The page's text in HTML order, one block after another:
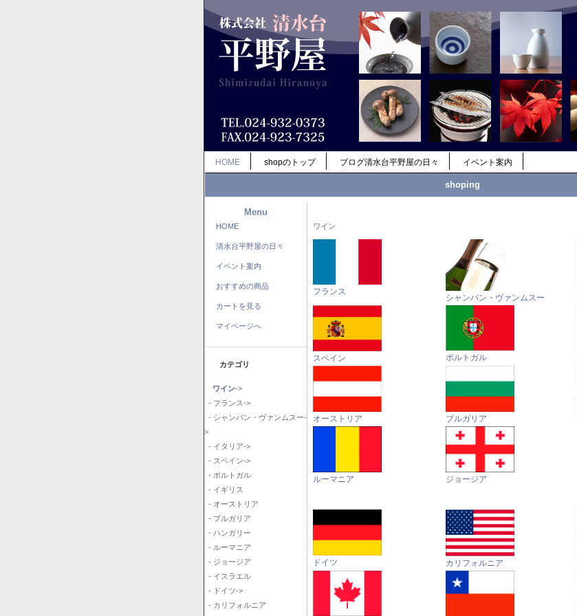
HOME shopのトップ ブログ清水台平野屋の日々 イベント案内
shoping
Menu
HOME
清水台平野屋の日々
イベント案内
おすすめの商品
カートを見る
マイページへ
カテゴリ
ワイン->
- フランス->
- シャンパン・ヴァンムスー-
>
- イタリア->
- スペイン->
- ポルトガル
- イギリス
- オーストリア
- ブルガリア
- ハンガリー
- ルーマニア
- ジョージア
- イスラエル
- ドイツ->
- カリフォルニア
ワイン
フランス
シャンパン・ヴァンムスー
スペイン ポルトガル
オーストリア ブルガリア
ルーマニア ジョージア
ドイツ カリフォルニア